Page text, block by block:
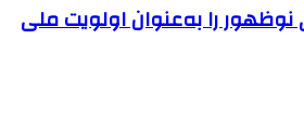
نوظهور را به‌عنوان اولویت ملی